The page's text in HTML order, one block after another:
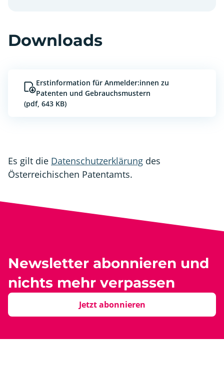
Downloads
Erstinformation für Anmelder:innen zu
Patenten und Gebrauchsmustern
(pdf, 643 KB)
Es gilt die Datenschutzerklärung des
Österreichischen Patentamts.
Newsletter abonnieren und
nichts mehr verpassen
Jetzt abonnieren